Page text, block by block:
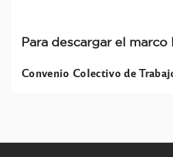
Convenio Colectivo de
Para descargar el